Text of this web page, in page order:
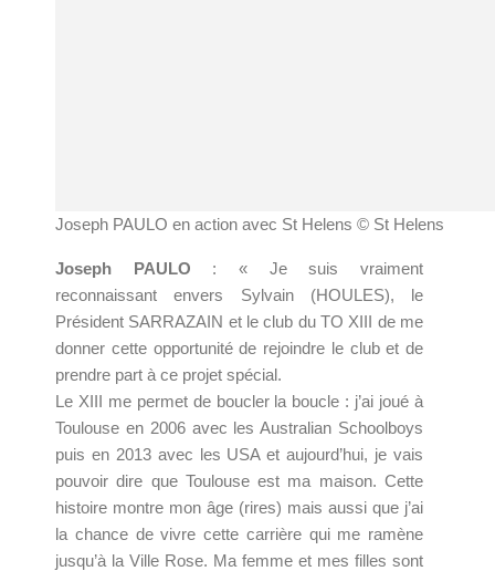
Joseph PAULO en action avec St Helens © St Helens
Joseph PAULO : « Je suis vraiment
reconnaissant envers Sylvain (HOULES), le
Président SARRAZAIN et le club du TO XIII de me
donner cette opportunité de rejoindre le club et de
prendre part à ce projet spécial.
Le XIII me permet de boucler la boucle : j’ai joué à
Toulouse en 2006 avec les Australian Schoolboys
puis en 2013 avec les USA et aujourd’hui, je vais
pouvoir dire que Toulouse est ma maison. Cette
histoire montre mon âge (rires) mais aussi que j’ai
la chance de vivre cette carrière qui me ramène
jusqu’à la Ville Rose. Ma femme et mes filles sont